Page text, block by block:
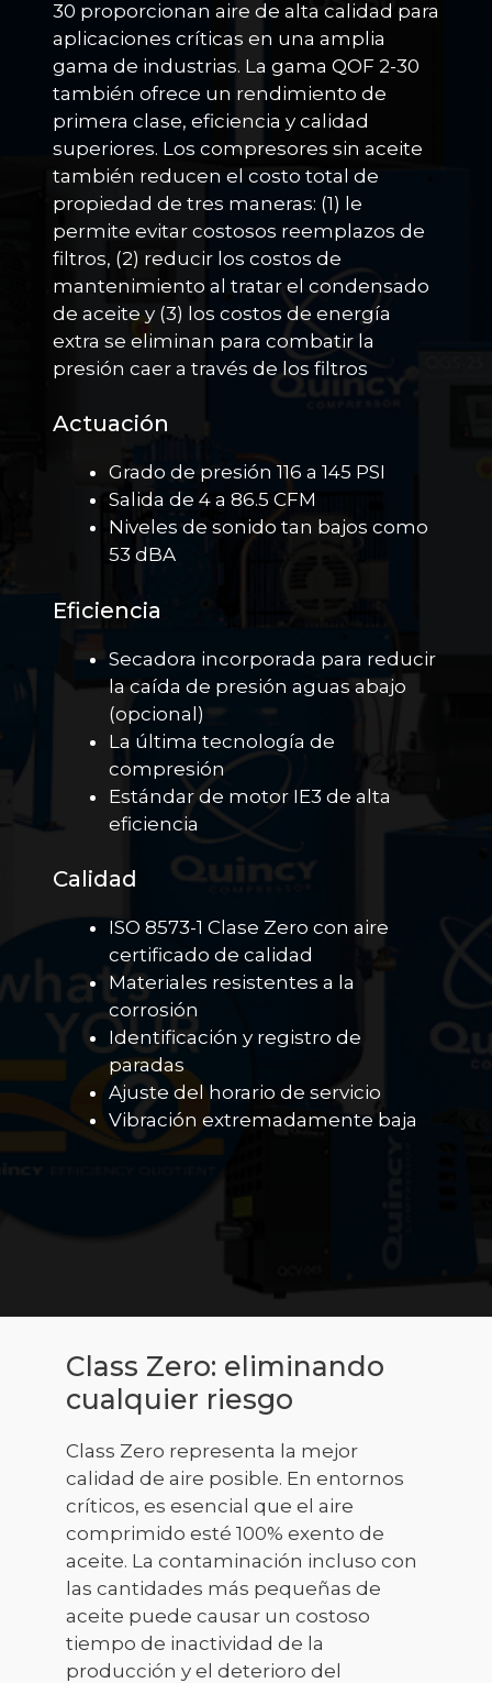
30 proporcionan aire de alta calidad para
aplicaciones críticas en una amplia
gama de industrias. La gama QOF 2-30
también ofrece un rendimiento de
primera clase, eficiencia y calidad
superiores. Los compresores sin aceite
también reducen el costo total de
propiedad de tres maneras: (1) le
permite evitar costosos reemplazos de
filtros, (2) reducir los costos de
mantenimiento al tratar el condensado
de aceite y (3) los costos de energía
extra se eliminan para combatir la
presión caer a través de los filtros
Actuación
Grado de presión 116 a 145 PSI
Salida de 4 a 86.5 CFM
Niveles de sonido tan bajos como
53 dBA
Eficiencia
Secadora incorporada para reducir
la caída de presión aguas abajo
(opcional)
La última tecnología de
compresión
Estándar de motor IE3 de alta
eficiencia
Calidad
ISO 8573-1 Clase Zero con aire
certificado de calidad
Materiales resistentes a la
corrosión
Identificación y registro de
paradas
Ajuste del horario de servicio
Vibración extremadamente baja
Class Zero: eliminando
cualquier riesgo
Class Zero representa la mejor
calidad de aire posible. En entornos
críticos, es esencial que el aire
comprimido esté 100% exento de
aceite. La contaminación incluso con
las cantidades más pequeñas de
aceite puede causar un costoso
tiempo de inactividad de la
producción y el deterioro del